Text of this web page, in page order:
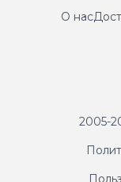
О нас
2005-